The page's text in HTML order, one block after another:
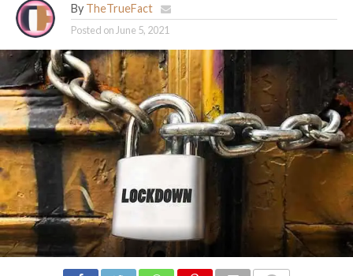
By TheTrueFact
Posted on June 5, 2021